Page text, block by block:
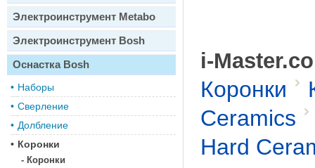
Электроинструмент Metabo
Электроинструмент Bosh
Оснастка Bosh
• Наборы
• Сверление
• Долбление
• Коронки
- Коронки
i-
Коронки
Ceramics
Hard